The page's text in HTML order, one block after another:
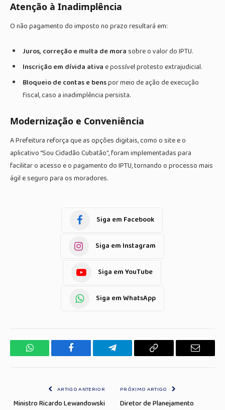
Atenção à Inadimplência
O não pagamento do imposto no prazo resultará em:
Juros, correção e multa de mora sobre o valor do IPTU.
Inscrição em dívida ativae possível protesto extrajudicial.
Bloqueio de contas e benspor meio de ação de execução
fiscal, caso a inadimplência persista.
Modernização e Conveniência
A Prefeitura reforça que as opções digitais, como o site e o
aplicativo “Sou Cidadão Cubatão”, foram implementadas para
facilitar o acesso e o pagamento do IPTU, tornando o processo mais
ágil e seguro para os moradores.
Siga em Facebook
Siga em Instagram
Siga em YouTube
Siga em WhatsApp
WhatsApp Facebook Telegrama Copiar
E-
ARTIGO ANTERIOR
Ministro Ricardo Lewandowski
PRÓXIMO ARTIGO
Diretor de Planejamento